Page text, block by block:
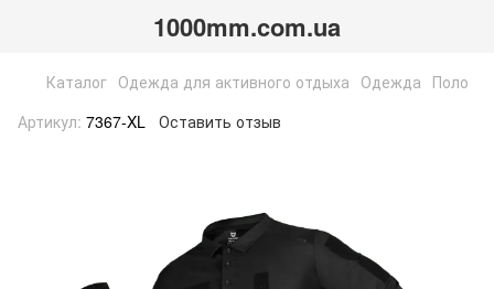
1000mm.com.ua
Каталог Одежда для активного отдыха Одежда Поло
Артикул: 7367-XL Оставить отзыв